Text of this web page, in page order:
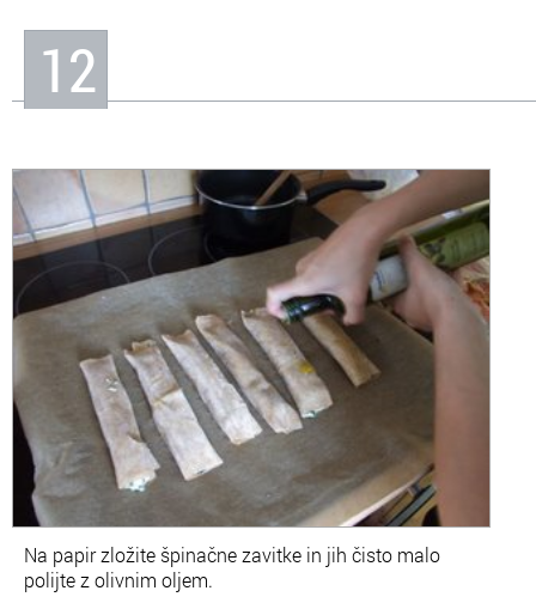
12
Na papir zložite špinačne zavitke in jih čisto malo
polijte z olivnim oljem.